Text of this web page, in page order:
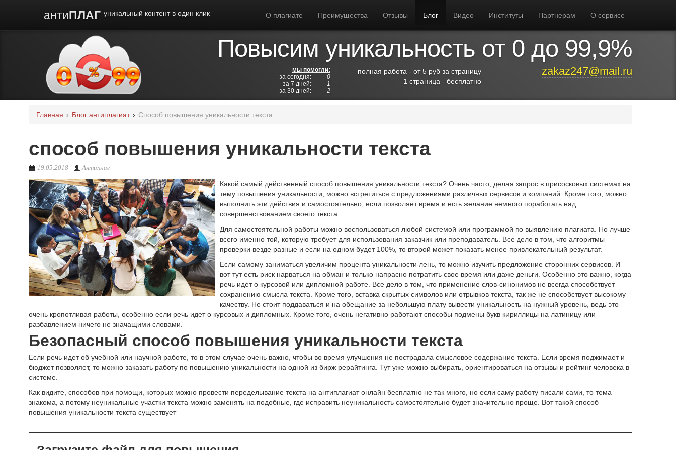
антиПЛАГ уникальный контент в один клик О плагиате Преимущества Отзывы Блог Видео Институты Партнерам О сервисе
Повысим уникальность от 0 до 99,9%
мы помогли:
за сегодня:
0
за 7 дней:
1
за 30 дней:
2
полная работа - от 5 руб за страницу
1 страница - бесплатно
zakaz247@mail.ru
Главная › Блог антиплагиат › Способ повышения уникальности текста
способ повышения уникальности текста
19.05.2018 Антиплаг
Какой самый действенный способ повышения уникальности текста? Очень часто, делая запрос в присосковых системах на
тему повышения уникальности, можно встретиться с предложениями различных сервисов и компаний. Кроме того, можно
выполнить эти действия и самостоятельно, если позволяет время и есть желание немного поработать над
совершенствованием своего текста.
Для самостоятельной работы можно воспользоваться любой системой или программой по выявлению плагиата. Но лучше
всего именно той, которую требует для использования заказчик или преподаватель. Все дело в том, что алгоритмы
проверки везде разные и если на одном будет 100%, то второй может показать менее привлекательный результат.
Если самому заниматься увеличим процента уникальности лень, то можно изучить предложение сторонних сервисов. И
вот тут есть риск нарваться на обман и только напрасно потратить свое время или даже деньги. Особенно это важно, когда
речь идет о курсовой или дипломной работе. Все дело в том, что применение слов-синонимов не всегда способствует
сохранению смысла текста. Кроме того, вставка скрытых символов или отрывков текста, так же не способствует высокому
качеству. Не стоит поддаваться и на обещание за небольшую плату вывести уникальность на нужный уровень, ведь это
очень кропотливая работы, особенно если речь идет о курсовых и дипломных. Кроме того, очень негативно работают способы подмены букв кириллицы на латиницу или
разбавлением ничего не значащими словами.
Безопасный способ повышения уникальности текста
Если речь идет об учебной или научной работе, то в этом случае очень важно, чтобы во время улучшения не пострадала смысловое содержание текста. Если время поджимает и
бюджет позволяет, то можно заказать работу по повышению уникальности на одной из бирж рерайтинга. Тут уже можно выбирать, ориентироваться на отзывы и рейтинг человека в
системе.
Как видите, способов при помощи, которых можно провести переделывание текста на антиплагиат онлайн бесплатно не так много, но если саму работу писали сами, то тема
знакома, а потому неуникальные участки текста можно заменять на подобные, где исправить неуникальность самостоятельно будет значительно проще. Вот такой способ
повышения уникальности текста существует